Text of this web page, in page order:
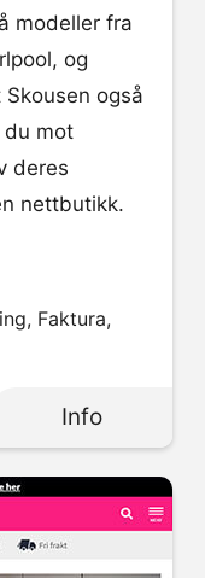
modeller fra
og
også
du mot
deres
nettbutikk.
Info